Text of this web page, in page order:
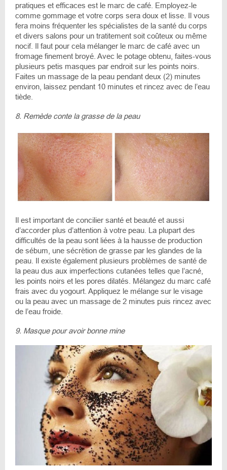
pratiques et efficaces est le marc de café. Employez-le
comme gommage et votre corps sera doux et lisse. Il vous
fera moins fréquenter les spécialistes de la santé du corps
et divers salons pour un tratitement soit coûteux ou même
nocif. Il faut pour cela mélanger le marc de café avec un
fromage finement broyé. Avec le potage obtenu, faites-vous
plusieurs petis masques par endroit sur les points noirs.
Faites un massage de la peau pendant deux (2) minutes
environ, laissez pendant 10 minutes et rincez avec de l’eau
tiède.
8. Remède conte la grasse de la peau
Il est important de concilier santé et beauté et aussi
d’accorder plus d’attention à votre peau. La plupart des
difficultés de la peau sont liées à la hausse de production
de sébum, une sécrètion de grasse par les glandes de la
peau. Il existe également plusieurs problèmes de santé de
la peau dus aux imperfections cutanées telles que l’acné,
les points noirs et les pores dilatés. Mélangez du marc café
frais avec du yogourt. Appliquez le mélange sur le visage
ou la peau avec un massage de 2 minutes puis rincez avec
de l’eau froide.
9. Masque pour avoir bonne mine